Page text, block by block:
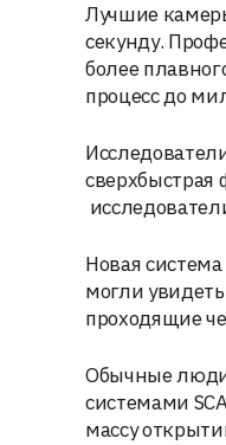
Лучшие
секунду.
более
процесс до
сверхбыстрая
Новая
могли
проходящие
Обычные люди
системами
массу